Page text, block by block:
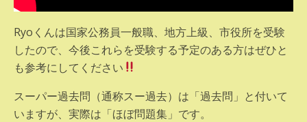
Ryoくんは国家公務員一般職、地方上級、市役所を受験
したので、今後これらを受験する予定のある方はぜひと
も参考にしてください
スーパー過去問（通称スー過去）は「過去問」と付いて
いますが、実際は「ほぼ問題集」です。